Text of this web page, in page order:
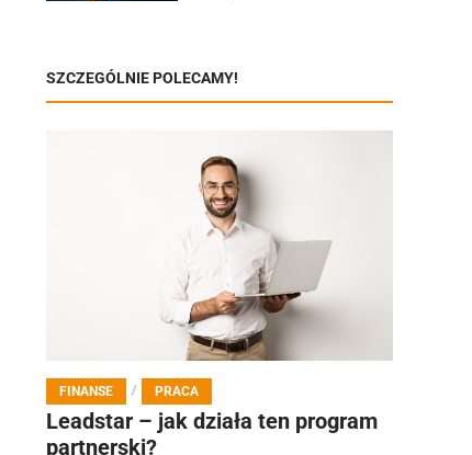
SZCZEGÓLNIE POLECAMY!
FINANSE / PRACA
Leadstar – jak działa ten program
partnerski?